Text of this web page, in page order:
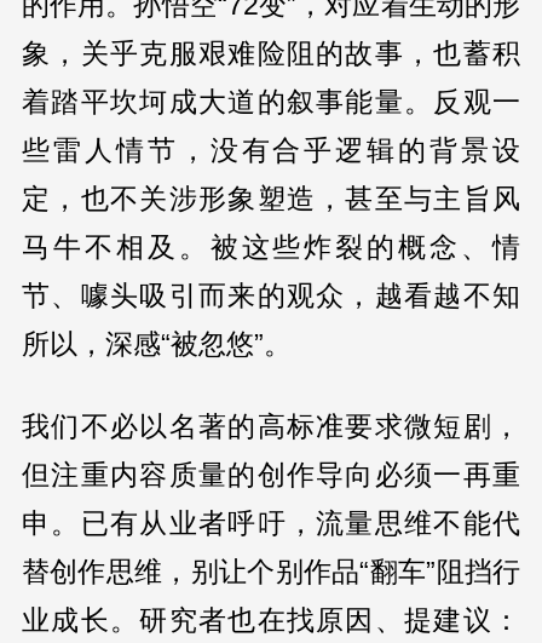
象，关乎克服艰难险阻的故事，也蓄积
着踏平坎坷成大道的叙事能量。反观一
些雷人情节，没有合乎逻辑的背景设
定，也不关涉形象塑造，甚至与主旨风
马牛不相及。被这些炸裂的概念、情
节、噱头吸引而来的观众，越看越不知
所以，深感“被忽悠”。
我们不必以名著的高标准要求微短剧，
但注重内容质量的创作导向必须一再重
申。已有从业者呼吁，流量思维不能代
替创作思维，别让个别作品“翻车”阻挡行
业成长。研究者也在找原因、提建议：